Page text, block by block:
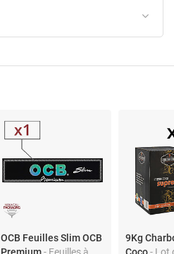
OCB Feuilles Slim OCB
Premium- Feuilles à
9Kg
Coco- Lot